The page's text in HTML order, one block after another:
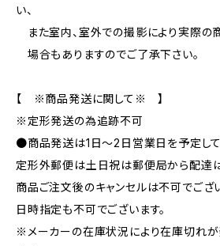
い、
また室内、室外での撮影により実際の
場合もありますのでご了承下さい。
【 ※商品発送に関して※ 】
※定形発送の為追跡不可
●商品発送は1日〜2日営業日を予定して
定形外郵便は土日祝は郵便局から配達は
商品ご注文後のキャンセルは不可でござ
日時指定も不可でございます。
※メーカーの在庫状況により在庫切れが